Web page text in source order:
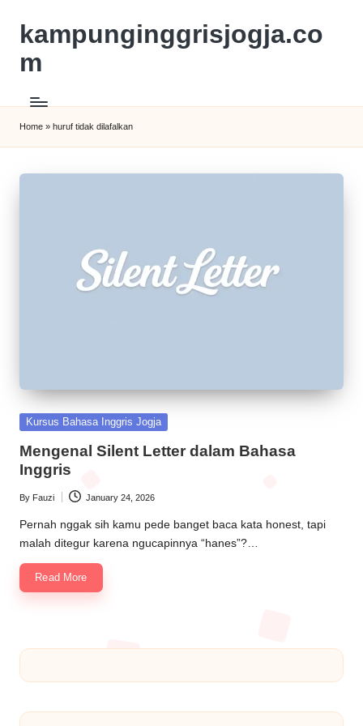
kampunginggrisjogja.co
m
Home » huruf tidak dilafalkan
Kursus Bahasa Inggris Jogja
Mengenal Silent Letter dalam Bahasa
Inggris
By Fauzi January 24, 2026
Pernah nggak sih kamu pede banget baca kata honest, tapi
malah ditegur karena ngucapinnya “hanes”?…
Read More